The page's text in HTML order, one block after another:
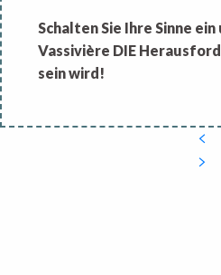
Schalten Sie Ihre Sinne ein
Vassivière DIE
sein wird!